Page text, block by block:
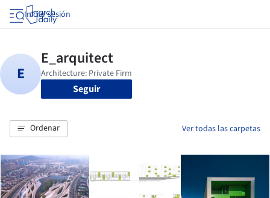
Iniciar sesión
Seguir
Ordenar Ver todas las carpetas